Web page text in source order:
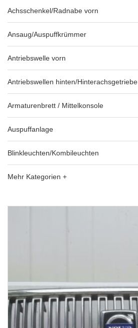
Achsschenkel/Radnabe vorn
Ansaug/Auspuffkrümmer
Antriebswelle vorn
Antriebswellen hinten/Hinterachsgetriebe
Armaturenbrett / Mittelkonsole
Auspuffanlage
Blinkleuchten/Kombileuchten
Mehr Kategorien +